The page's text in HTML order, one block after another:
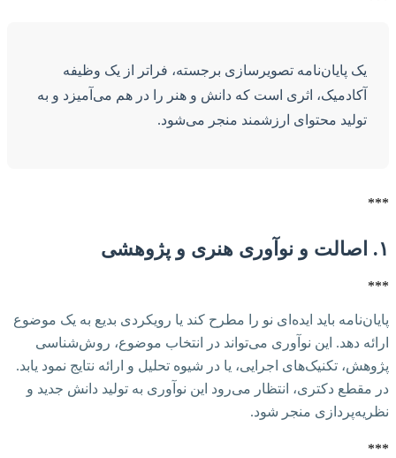
یک پایان‌نامه تصویرسازی برجسته، فراتر از یک وظیفه
آکادمیک، اثری است که دانش و هنر را در هم می‌آمیزد و به
تولید محتوای ارزشمند منجر می‌شود.
***
۱. اصالت و نوآوری هنری و پژوهشی
***
پایان‌نامه باید ایده‌ای نو را مطرح کند یا رویکردی بدیع به یک موضوع
ارائه دهد. این نوآوری می‌تواند در انتخاب موضوع، روش‌شناسی
پژوهش، تکنیک‌های اجرایی، یا در شیوه تحلیل و ارائه نتایج نمود یابد.
در مقطع دکتری، انتظار می‌رود این نوآوری به تولید دانش جدید و
نظریه‌پردازی منجر شود.
***